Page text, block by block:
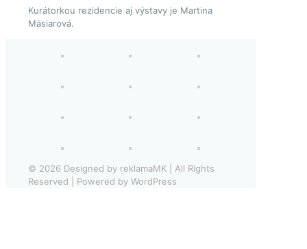
Kurátorkou rezidencie aj výstavy je Martina
Mäsiarová.
© 2026 Designed by reklamaMK | All Rights
Reserved | Powered by WordPress